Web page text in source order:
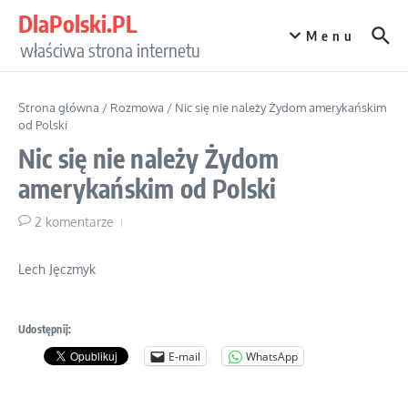
DlaPolski.PL
właściwa strona internetu
Menu
Strona główna / Rozmowa / Nic się nie należy Żydom amerykańskim
od Polski
Nic się nie należy Żydom
amerykańskim od Polski
2 komentarze
Lech Jęczmyk
Udostępnij:
E-mail WhatsApp